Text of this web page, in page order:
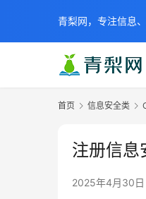
首页 信息安全类
注册信息
2025年4月30日
青梨网，专注信息